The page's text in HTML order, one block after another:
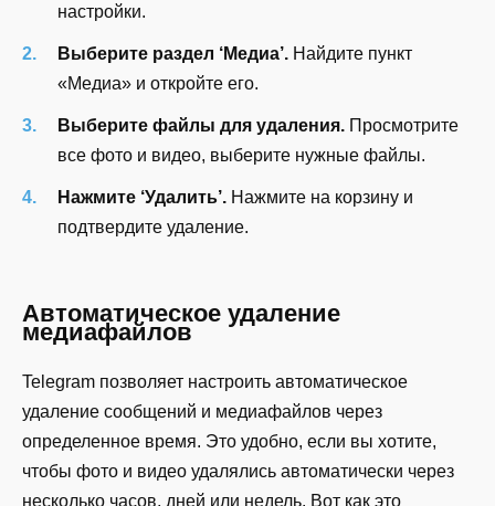
настройки.
Выберите раздел ‘Медиа’. Найдите пункт
«Медиа» и откройте его.
Выберите файлы для удаления. Просмотрите
все фото и видео, выберите нужные файлы.
Нажмите ‘Удалить’. Нажмите на корзину и
подтвердите удаление.
Автоматическое удаление
медиафайлов
Telegram позволяет настроить автоматическое
удаление сообщений и медиафайлов через
определенное время. Это удобно, если вы хотите,
чтобы фото и видео удалялись автоматически через
несколько часов, дней или недель. Вот как это